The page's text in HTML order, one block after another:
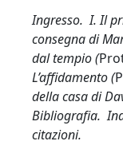
Ingresso. I. Il
consegna di
dal tempio (
L’affidamento (
della casa di
Bibliografia.
citazioni.